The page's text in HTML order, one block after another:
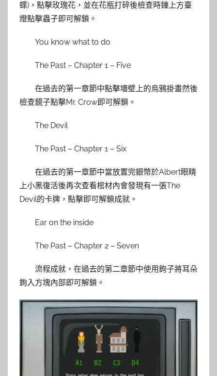
蝶)，點擊玫瑰花，並在花瓶打碎後檢查時鐘上方臺
燈點擊蟲子即可解鎖。
You know what to do
The Past – Chapter 1 – Five
在過去的第一章節中點擊墻壁上的烏鴉掛畫然後
檢查鏡子點擊Mr. Crow即可解鎖。
The Devil
The Past – Chapter 1 – Six
在過去的第一章節中當放置完銀幣於Albert眼睛
上小黑復活後再次查看棺材內會發現有一張The
Devil的卡牌，點擊即可解鎖成就。
Ear on the inside
The Past – Chapter 2 – Seven
流程成就，在過去的第二章節中使用鉤子將耳朵
鉤入方塊內部即可解鎖。